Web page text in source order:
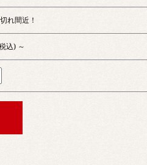
れ間近！
込) ～